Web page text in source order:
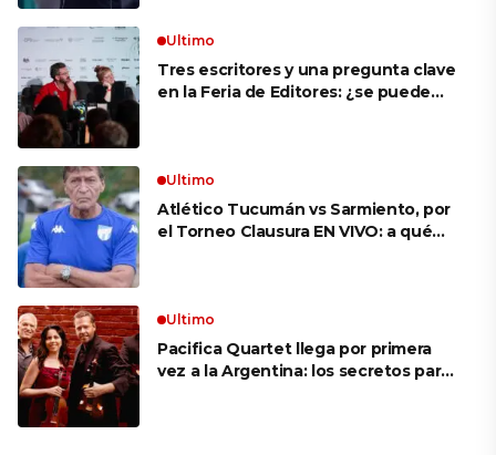
Ultimo
Tres escritores y una pregunta clave
en la Feria de Editores: ¿se puede
Ultimo
Atlético Tucumán vs Sarmiento, por
el Torneo Clausura EN VIVO: a qué
Ultimo
Pacifica Quartet llega por primera
vez a la Argentina: los secretos para